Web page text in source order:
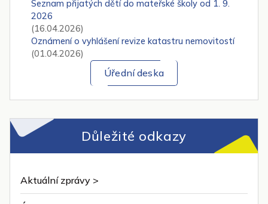
Seznam přijatých dětí do mateřské školy od 1. 9.
2026
(16.04.2026)
Oznámení o vyhlášení revize katastru nemovitostí
(01.04.2026)
Úřední deska
Důležité odkazy
Aktuální zprávy >